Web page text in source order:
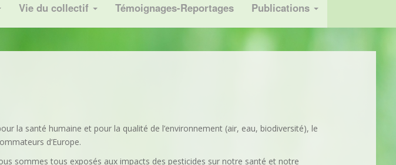
Vie du collectif Témoignages-Reportages Publications
la santé humaine et pour la qualité de l’environnement (air, eau, biodiversité), le
d’Europe.
sommes tous exposés aux impacts des pesticides sur notre santé et notre